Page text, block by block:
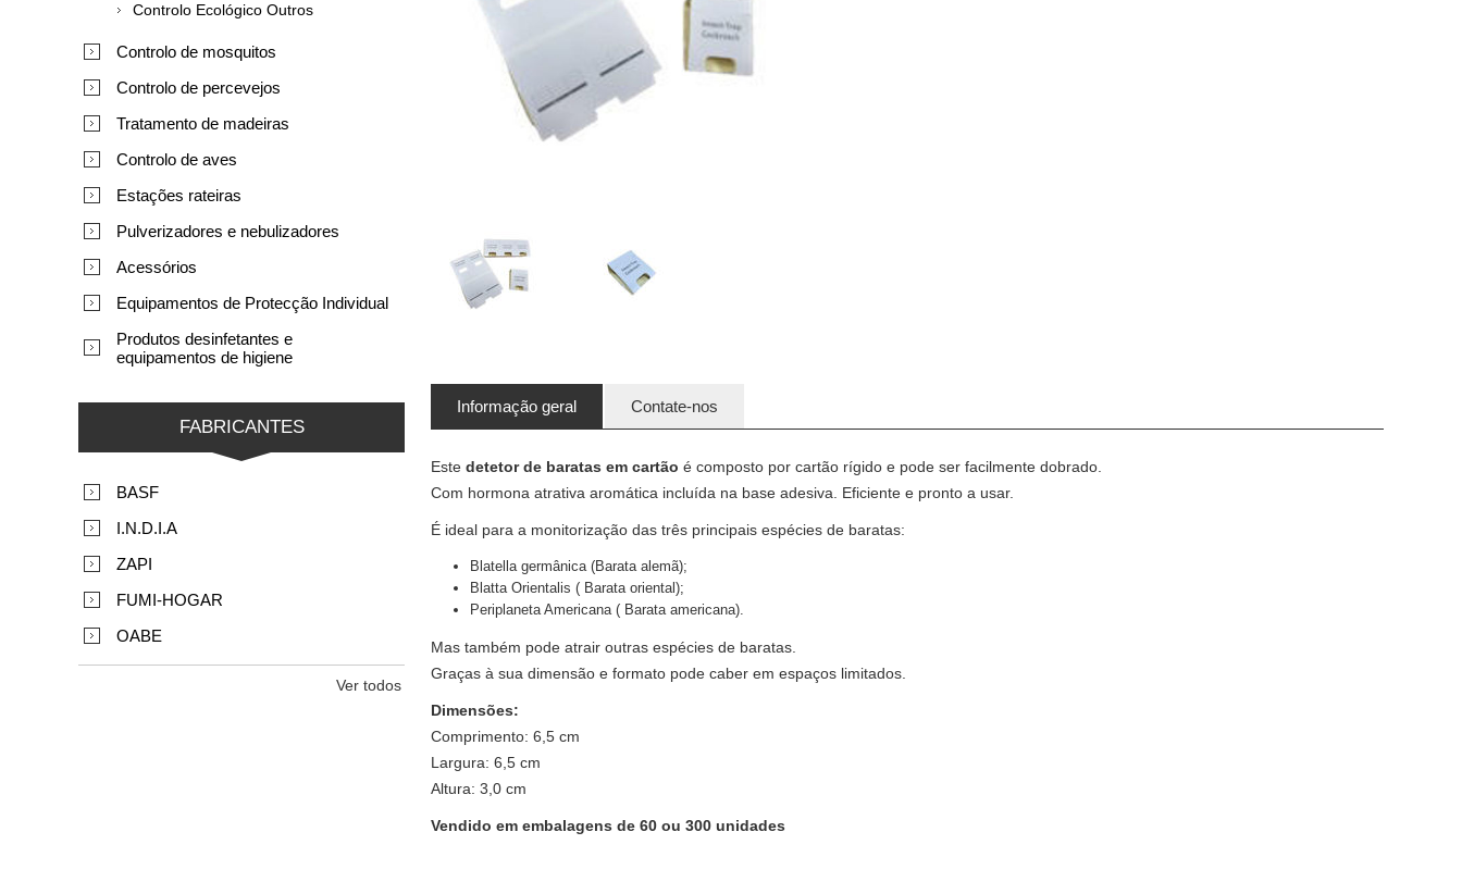
Informação geral Contate-nos
Este detetor de baratas em cartão é composto por cartão rígido e pode ser facilmente dobrado.
Com hormona atrativa aromática incluída na base adesiva. Eficiente e pronto a usar.
É ideal para a monitorização das três principais espécies de baratas:
Blatella germânica (Barata alemã);
Blatta Orientalis ( Barata oriental);
Periplaneta Americana ( Barata americana).
Mas também pode atrair outras espécies de baratas.
Graças à sua dimensão e formato pode caber em espaços limitados.
Dimensões:
Comprimento: 6,5 cm
Largura: 6,5 cm
Altura: 3,0 cm
Vendido em embalagens de 60 ou 300 unidades
Controlo Ecológico Outros
Controlo de mosquitos
Controlo de percevejos
Tratamento de madeiras
Controlo de aves
Estações rateiras
Pulverizadores e nebulizadores
Acessórios
Equipamentos de Protecção Individual
Produtos desinfetantes e
equipamentos de higiene
FABRICANTES
BASF
I.N.D.I.A
ZAPI
FUMI-HOGAR
OABE
Ver todos